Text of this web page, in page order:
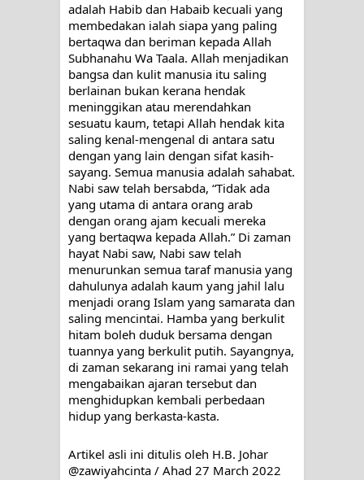
adalah Habib dan Habaib kecuali yang
membedakan ialah siapa yang paling
bertaqwa dan beriman kepada Allah
Subhanahu Wa Taala. Allah menjadikan
bangsa dan kulit manusia itu saling
berlainan bukan kerana hendak
meninggikan atau merendahkan
sesuatu kaum, tetapi Allah hendak kita
saling kenal-mengenal di antara satu
dengan yang lain dengan sifat kasih-
sayang. Semua manusia adalah sahabat.
Nabi saw telah bersabda, “Tidak ada
yang utama di antara orang arab
dengan orang ajam kecuali mereka
yang bertaqwa kepada Allah.” Di zaman
hayat Nabi saw, Nabi saw telah
menurunkan semua taraf manusia yang
dahulunya adalah kaum yang jahil lalu
menjadi orang Islam yang samarata dan
saling mencintai. Hamba yang berkulit
hitam boleh duduk bersama dengan
tuannya yang berkulit putih. Sayangnya,
di zaman sekarang ini ramai yang telah
mengabaikan ajaran tersebut dan
menghidupkan kembali perbedaan
hidup yang berkasta-kasta.
Artikel asli ini ditulis oleh
@zawiyahcinta / Ahad 27 March 2022